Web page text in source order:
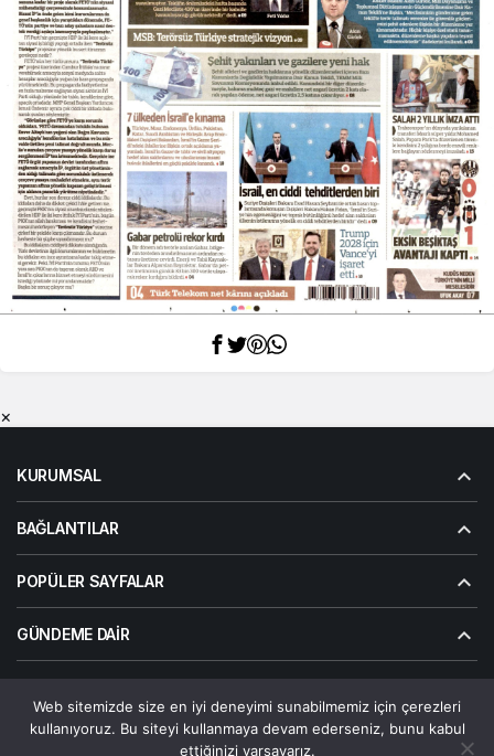
×
KURUMSAL
BAĞLANTILAR
POPÜLER SAYFALAR
GÜNDEME DAIR
© Telif Hakkı 2026, Tüm Hakları Saklıdır | Alanalp İnternet
Çözümler
Web sitemizde size en iyi deneyimi sunabilmemiz için çerezleri
kullanıyoruz. Bu siteyi kullanmaya devam ederseniz, bunu kabul
ettiğinizi varsayarız.